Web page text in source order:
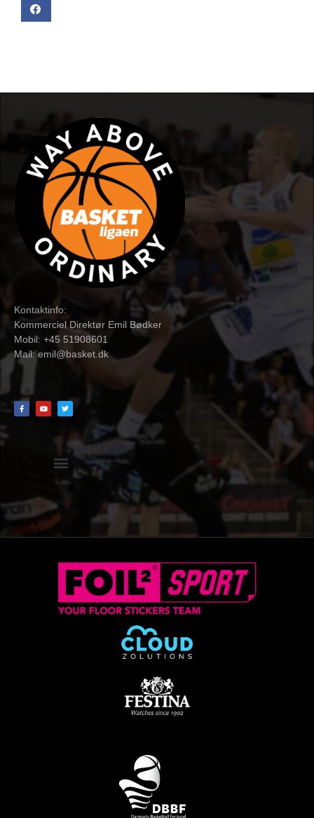
Kontaktinfo:
Kommerciel Direktør Emil Bødker
Mobil: +45 51908601
Mail:emil@basket.dk